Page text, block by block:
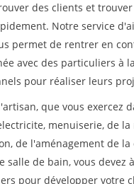
des clients et
Notre service
permet de rentrer en
avec des particuliers à
pour réaliser leurs
que vous exercez
menuiserie, de la
de l'aménagement de la
salle de bain, vous devez
pour développer votre